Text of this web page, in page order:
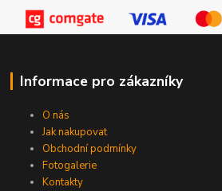
Informace pro zákazníky
O nás
Jak nakupovat
Obchodní podmínky
Fotogalerie
Kontakty